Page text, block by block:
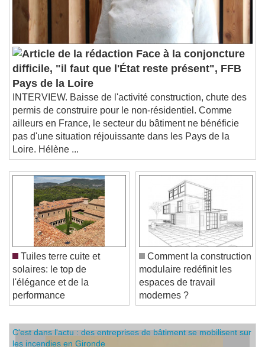
Face à la conjoncture
difficile, "il faut que l'État reste présent", FFB
Pays de la Loire
INTERVIEW. Baisse de l'activité construction, chute des
permis de construire pour le non-résidentiel. Comme
ailleurs en France, le secteur du bâtiment ne bénéficie
pas d'une situation réjouissante dans les Pays de la
Loire. Hélène ...
Tuiles terre cuite et
solaires: le top de
l'élégance et de la
performance
Comment la construction
modulaire redéfinit les
espaces de travail
modernes ?
C'est dans l'actu : des entreprises de bâtiment se mobilisent sur